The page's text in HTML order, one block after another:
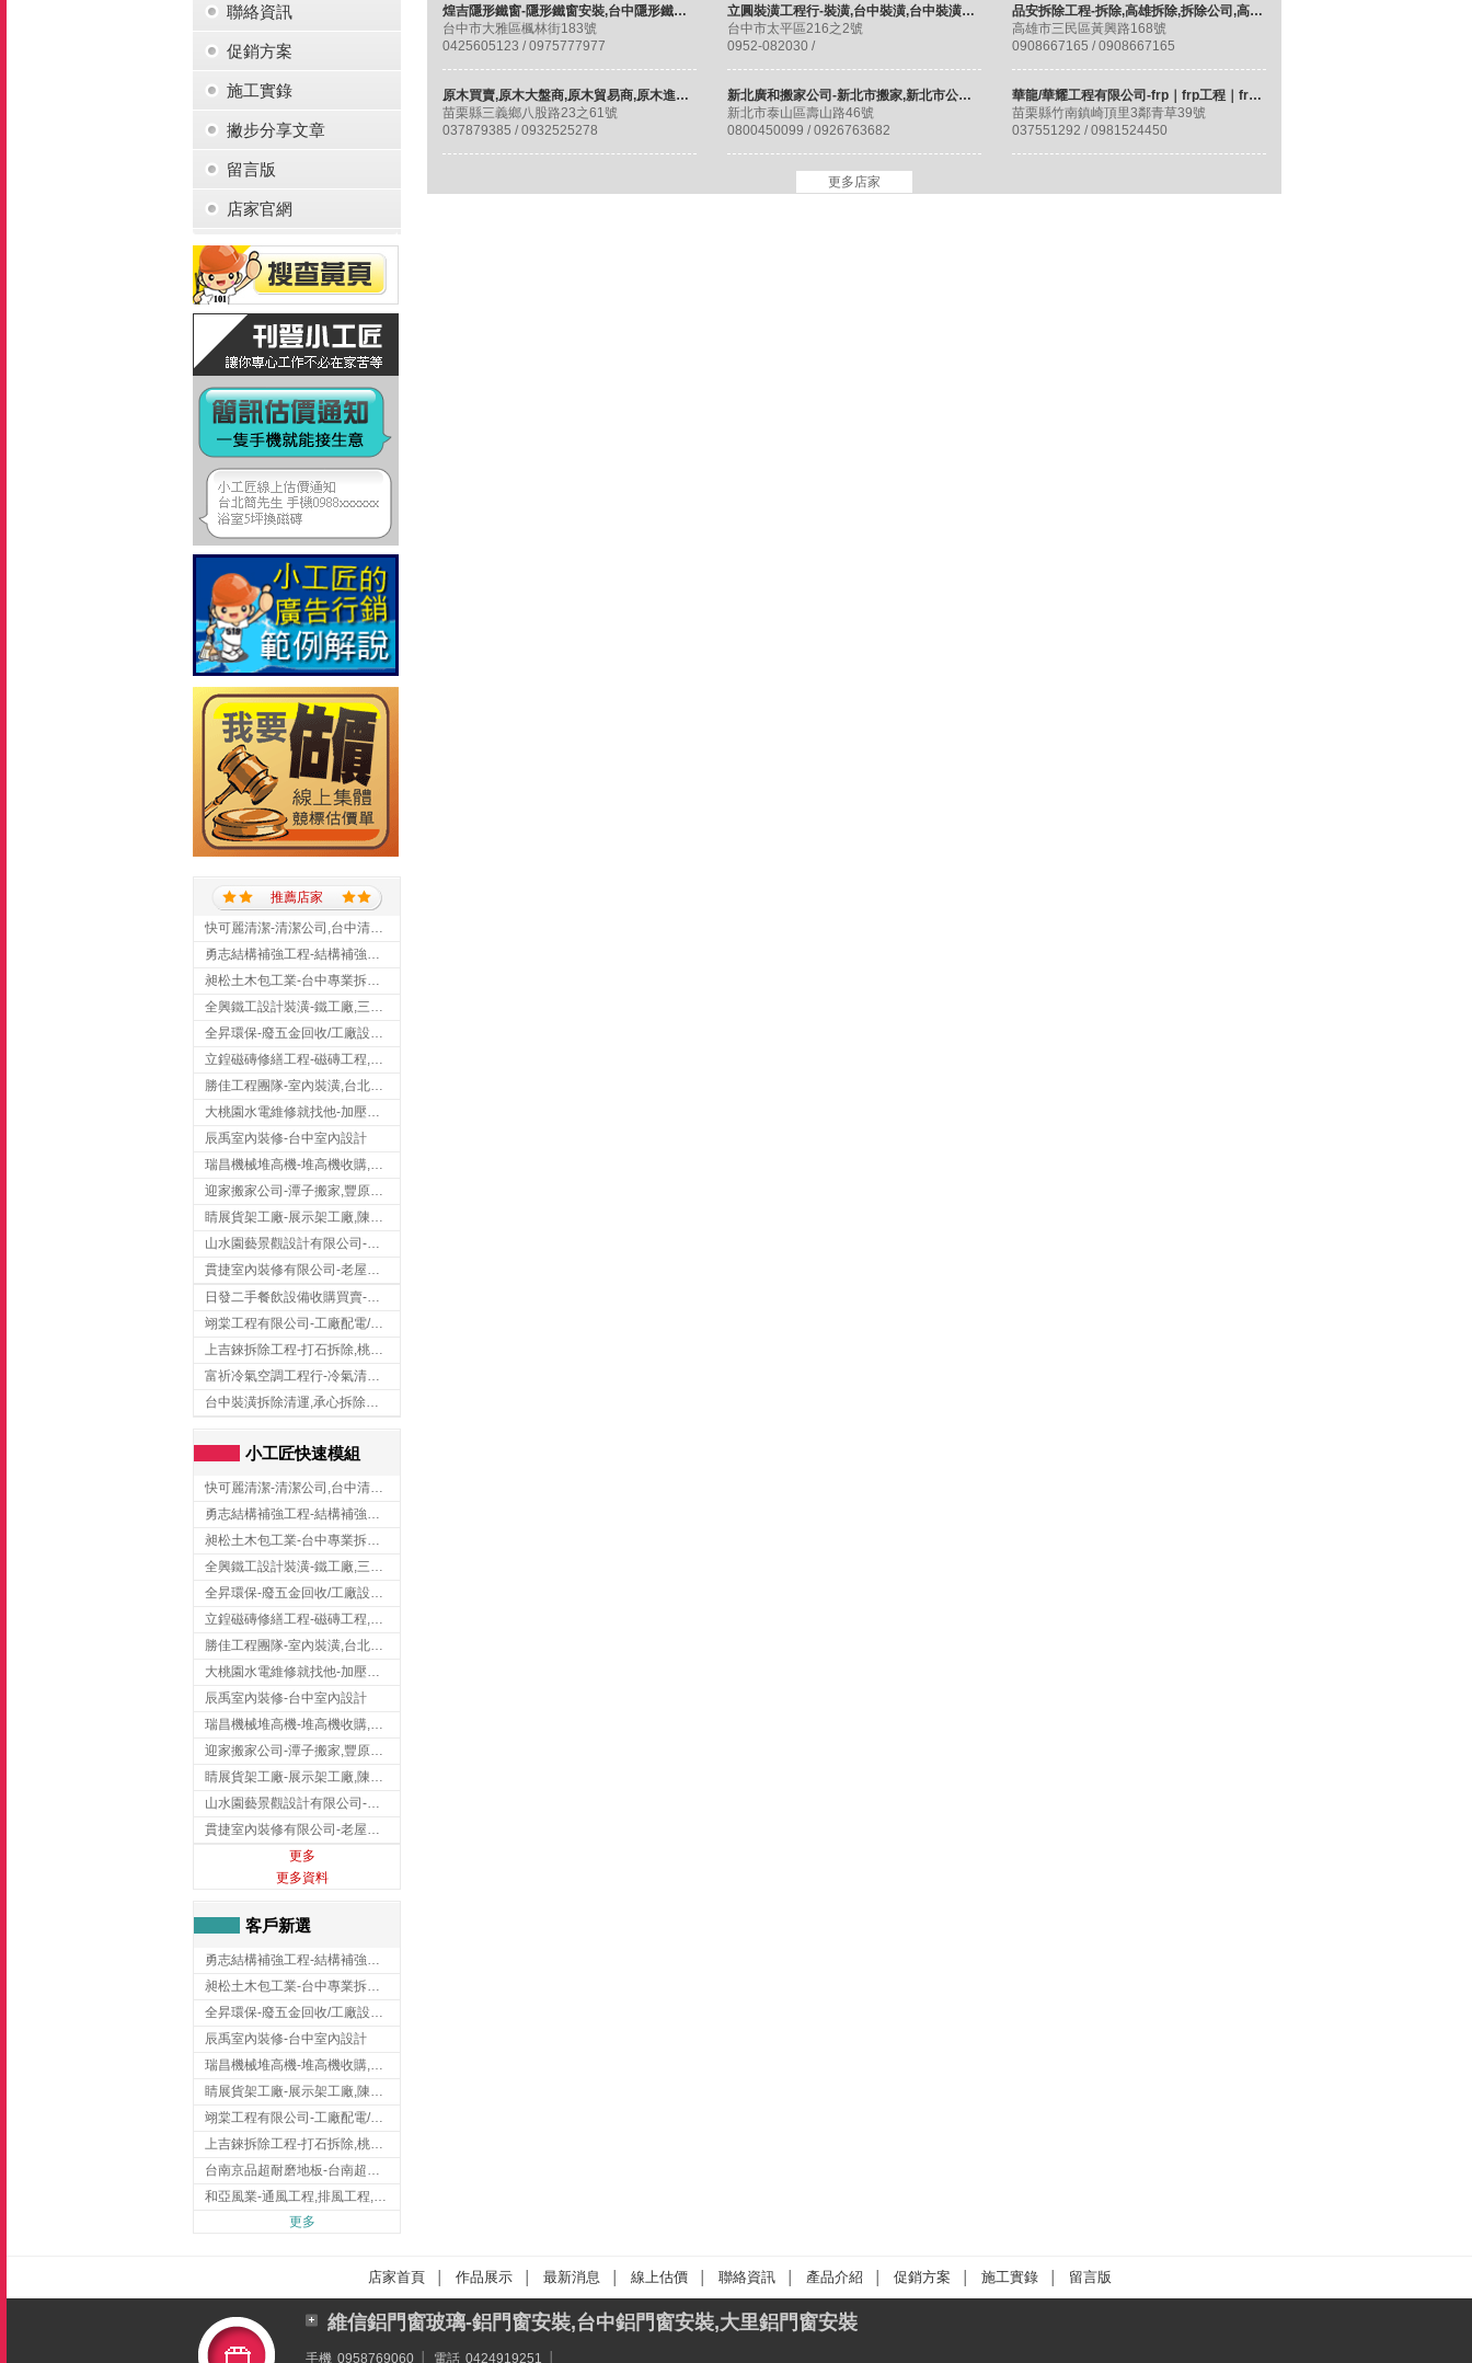
聯絡資訊
促銷方案
施工實錄
撇步分享文章
留言版
店家官網
推薦店家
快可麗清潔-清潔公司,台中清潔公司,台中居家清潔
昶松土木包工業-台中專業拆除工程/挖土機出租
勝佳工程團隊-室內裝潢,台北房屋裝修,三重室內裝修
大桃園水電維修就找他-加壓馬達,抽水馬達,桃園水電行,中壢水電
辰禹室內裝修-台中室內設計
迎家搬家公司-潭子搬家,豐原搬家,大雅搬家,大甲搬家,台中推薦搬家,台中搬家
山水園藝景觀設計有限公司-景觀工程,景觀設計,新竹園藝工程,新竹景觀設計
日發二手餐飲設備收購買賣-二手貨買賣,台中二手貨買賣,台中二手餐飲收購
翊棠工程有限公司-工廠配電/高雄消防機電公司
上吉錸拆除工程-打石拆除,桃園打石拆除,桃園拆除工程
富祈冷氣空調工程行-冷氣清洗,台中冷氣清洗,台中冷氣安裝,北區冷氣清洗
台中裝潢拆除清運,承心拆除清運工程-台中包月垃圾清運,台中工廠垃圾清運,北區裝潢拆除清運
小工匠快速模組
快可麗清潔-清潔公司,台中清潔公司,台中居家清潔
昶松土木包工業-台中專業拆除工程/挖土機出租
勝佳工程團隊-室內裝潢,台北房屋裝修,三重室內裝修
大桃園水電維修就找他-加壓馬達,抽水馬達,桃園水電行,中壢水電
辰禹室內裝修-台中室內設計
迎家搬家公司-潭子搬家,豐原搬家,大雅搬家,大甲搬家,台中推薦搬家,台中搬家
山水園藝景觀設計有限公司-景觀工程,景觀設計,新竹園藝工程,新竹景觀設計
更多
更多資料
客戶新選
昶松土木包工業-台中專業拆除工程/挖土機出租
辰禹室內裝修-台中室內設計
翊棠工程有限公司-工廠配電/高雄消防機電公司
上吉錸拆除工程-打石拆除,桃園打石拆除,桃園拆除工程
更多
煌吉隱形鐵窗-隱形鐵窗安裝,台中隱形鐵窗,台中隱形鐵窗推薦
台中市大雅區楓林街183號
0425605123 / 0975777977
立圓裝潢工程行-裝潢,台中裝潢,台中裝潢推薦,台中木工裝潢,台中裝修工程
台中市太平區216之2號
0952-082030 /
品安拆除工程-拆除,高雄拆除,拆除公司,高雄拆除公司,高雄裝潢拆除,高雄專業拆除
高雄市三民區黃興路168號
0908667165 / 0908667165
原木買賣,原木大盤商,原木貿易商,原木進口商,三義原木大桌板/台北大板桌/桃園檜木-後龍林木板/材料
苗栗縣三義鄉八股路23之61號
037879385 / 0932525278
新北廣和搬家公司-新北市搬家,新北市公司搬遷,新北市中古傢俱回收,新北市吊車搬運,泰山搬家,工廠搬遷
新北市泰山區壽山路46號
0800450099 / 0926763682
華龍/華耀工程有限公司-frp｜frp工程｜frp施工｜frp防水工程｜frp防漏工程
苗栗縣竹南鎮崎頂里3鄰青草39號
037551292 / 0981524450
更多店家
店家首頁 作品展示 最新消息 線上估價 聯絡資訊 產品介紹 促銷方案 施工實錄 留言版
維信鋁門窗玻璃-鋁門窗安裝,台中鋁門窗安裝,大里鋁門窗安裝
手機 0958769060 電話 0424919251